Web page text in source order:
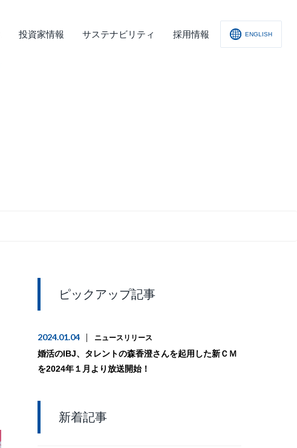
投資家情報 サステナビリティ 採用情報 ENGLISH
ピックアップ記事
2024.01.04 ニュースリリース
婚活のIBJ、タレントの森香澄さんを起用した新ＣＭ
を2024年１月より放送開始！
新着記事